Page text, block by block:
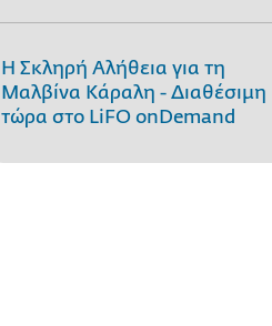
Η Σκληρή Αλήθεια για τη
Μαλβίνα Κάραλη - Διαθέσιμη
τώρα στo LiFO onDemand